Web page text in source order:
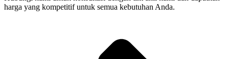
harga yang kompetitif untuk semua kebutuhan Anda.